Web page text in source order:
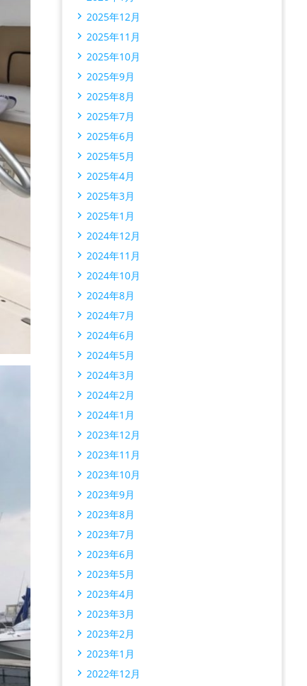
2025年12月
2025年11月
2025年10月
2025年9月
2025年8月
2025年7月
2025年6月
2025年5月
2025年4月
2025年3月
2025年1月
2024年12月
2024年11月
2024年10月
2024年8月
2024年7月
2024年6月
2024年5月
2024年3月
2024年2月
2024年1月
2023年12月
2023年11月
2023年10月
2023年9月
2023年8月
2023年7月
2023年6月
2023年5月
2023年4月
2023年3月
2023年2月
2023年1月
2022年12月